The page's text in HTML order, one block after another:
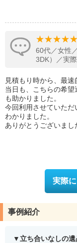
60代／女性
3DK）／実
見積もり時から、最速
当日も、こちらの希
も助かりました。
今回利用させていた
わかりました。
ありがとうございまし
実際
事例紹介
立ち合いなしの